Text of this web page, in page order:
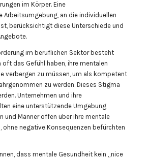
im Körper. Eine
Arbeitsumgebung, an die individuellen
berücksichtigt diese Unterschiede und
im beruflichen Sektor besteht
oft das Gefühl haben, ihre mentalen
verbergen zu müssen, um als kompetent
zu werden. Dieses Stigma
Unternehmen und ihre
eine unterstützende Umgebung
und Männer offen über ihre mentale
ohne negative Konsequenzen befürchten
dass mentale Gesundheit kein „nice